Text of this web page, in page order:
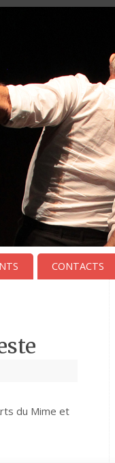
CONTACTS
du Mime et